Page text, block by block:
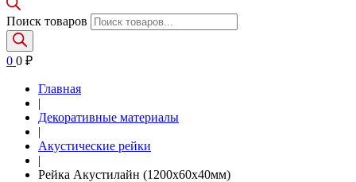
Поиск товаров
0 0 ₽
Главная
|
Декоративные материалы
|
Акустические рейки
|
Рейка Акустилайн (1200х60х40мм)